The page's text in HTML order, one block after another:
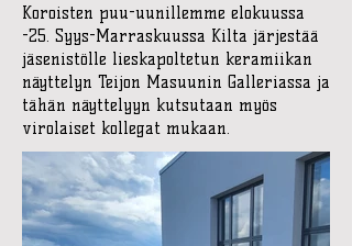
Koroisten puu-uunillemme elokuussa
-25. Syys-Marraskuussa Kilta järjestää
jäsenistölle lieskapoltetun keramiikan
näyttelyn Teijon Masuunin Galleriassa ja
tähän näyttelyyn kutsutaan myös
virolaiset kollegat mukaan.